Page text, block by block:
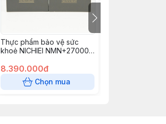
Thực phẩm bảo vệ sức
khoẻ NICHIEI NMN+27000
8.390.000đ
Chọn mua